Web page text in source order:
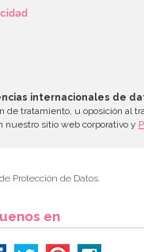
internacionales de
de tratamiento, u oposición al
nuestro sitio web corporativo y
Protección de Datos.
en